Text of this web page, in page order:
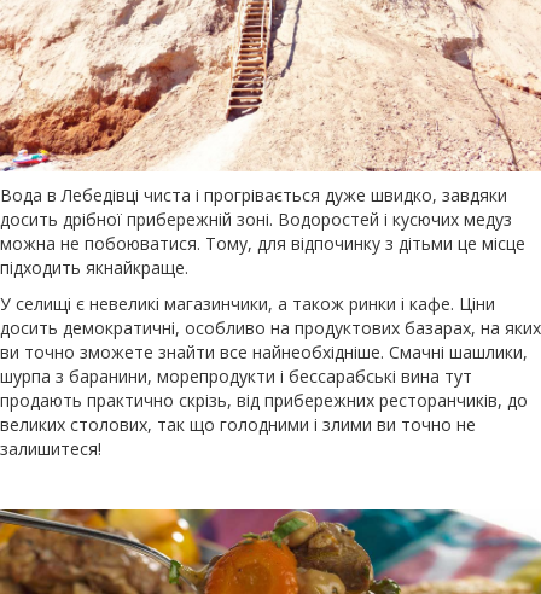
Вода в Лебедівці чиста і прогрівається дуже швидко, завдяки
досить дрібної прибережній зоні. Водоростей і кусючих медуз
можна не побоюватися. Тому, для відпочинку з дітьми це місце
підходить якнайкраще.
У селищі є невеликі магазинчики, а також ринки і кафе. Ціни
досить демократичні, особливо на продуктових базарах, на яких
ви точно зможете знайти все найнеобхідніше. Смачні шашлики,
шурпа з баранини, морепродукти і бессарабські вина тут
продають практично скрізь, від прибережних ресторанчиків, до
великих столових, так що голодними і злими ви точно не
залишитеся!